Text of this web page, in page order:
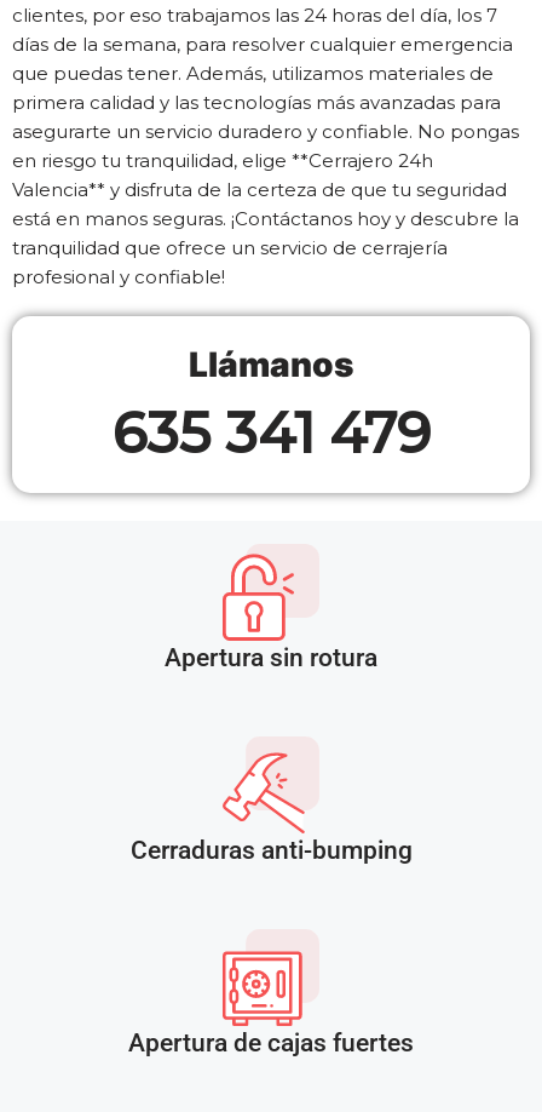
clientes, por eso trabajamos las 24 horas del día, los 7
días de la semana, para resolver cualquier emergencia
que puedas tener. Además, utilizamos materiales de
primera calidad y las tecnologías más avanzadas para
asegurarte un servicio duradero y confiable. No pongas
en riesgo tu tranquilidad, elige **Cerrajero 24h
Valencia** y disfruta de la certeza de que tu seguridad
está en manos seguras. ¡Contáctanos hoy y descubre la
tranquilidad que ofrece un servicio de cerrajería
profesional y confiable!
Llámanos
635 341 479
Apertura sin rotura
Cerraduras anti-bumping
Apertura de cajas fuertes